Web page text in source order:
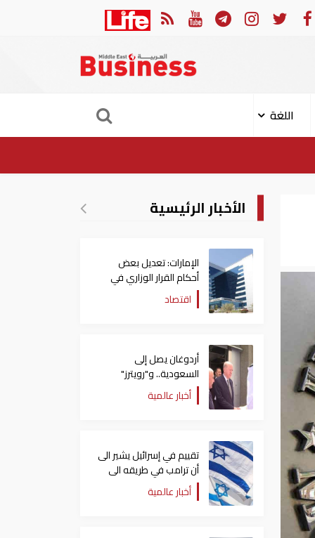
تقييم في إسرائيل يشير الى أن ترامب في طريقه الى إبرام اتفاق مع إيران
اللغة
الأخبار الرئيسية
الإمارات: تعديل بعض
أحكام القرار الوزاري في
شأن الضريبة على الشركات
والأعمال
اقتصاد
أردوغان يصل إلى
السعودية.. و"رويترز"
تكشف تفاصيل الاتفاق
المرتقب
أخبار عالمية
تقييم في إسرائيل يشير الى
أن ترامب في طريقه الى
إبرام اتفاق مع إيران
أخبار عالمية